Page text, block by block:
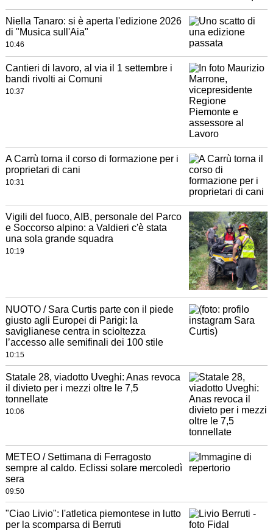
Niella Tanaro: si è aperta l'edizione 2026
di "Musica sull'Aia"
10:46
Cantieri di lavoro, al via il 1 settembre i
bandi rivolti ai Comuni
10:37
A Carrù torna il corso di formazione per i
proprietari di cani
10:31
Vigili del fuoco, AIB, personale del Parco
e Soccorso alpino: a Valdieri c'è stata
una sola grande squadra
10:19
NUOTO / Sara Curtis parte con il piede
giusto agli Europei di Parigi: la
saviglianese centra in scioltezza
l’accesso alle semifinali dei 100 stile
10:15
Statale 28, viadotto Uveghi: Anas revoca
il divieto per i mezzi oltre le 7,5
tonnellate
10:06
METEO / Settimana di Ferragosto
sempre al caldo. Eclissi solare mercoledì
sera
09:50
"Ciao Livio": l'atletica piemontese in lutto
per la scomparsa di Berruti